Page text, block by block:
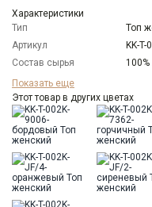
Характеристики
Тип
Топ
Артикул
KK-
Состав сырья
Бренд
Модель
Цвет
Карман
Показать еще
Этот товар в других цветах